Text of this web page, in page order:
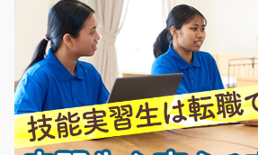
気になる
倉庫内でくるま部品を運搬する仕
急募